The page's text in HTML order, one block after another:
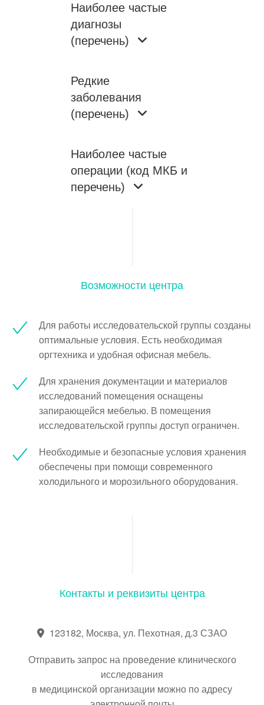
Наиболее частые
диагнозы
(перечень)
Редкие
заболевания
(перечень)
Наиболее частые
операции (код МКБ и
перечень)
Возможности центра
Для работы исследовательской группы созданы
оптимальные условия. Есть необходимая
оргтехника и удобная офисная мебель.
Для хранения документации и материалов
исследований помещения оснащены
запирающейся мебелью. В помещения
исследовательской группы доступ ограничен.
Необходимые и безопасные условия хранения
обеспечены при помощи современного
холодильного и морозильного оборудования.
Контакты и реквизиты центра
123182, Москва, ул. Пехотная, д.3 СЗАО
Отправить запрос на проведение клинического
исследования
в медицинской организации можно по адресу